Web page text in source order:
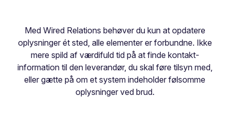
Med Wired Relations behøver du kun at opdatere
oplysninger ét sted, alle elementer er forbundne. Ikke
mere spild af værdifuld tid på at finde kontakt-
information til den leverandør, du skal føre tilsyn med,
eller gætte på om et system indeholder følsomme
oplysninger ved brud.